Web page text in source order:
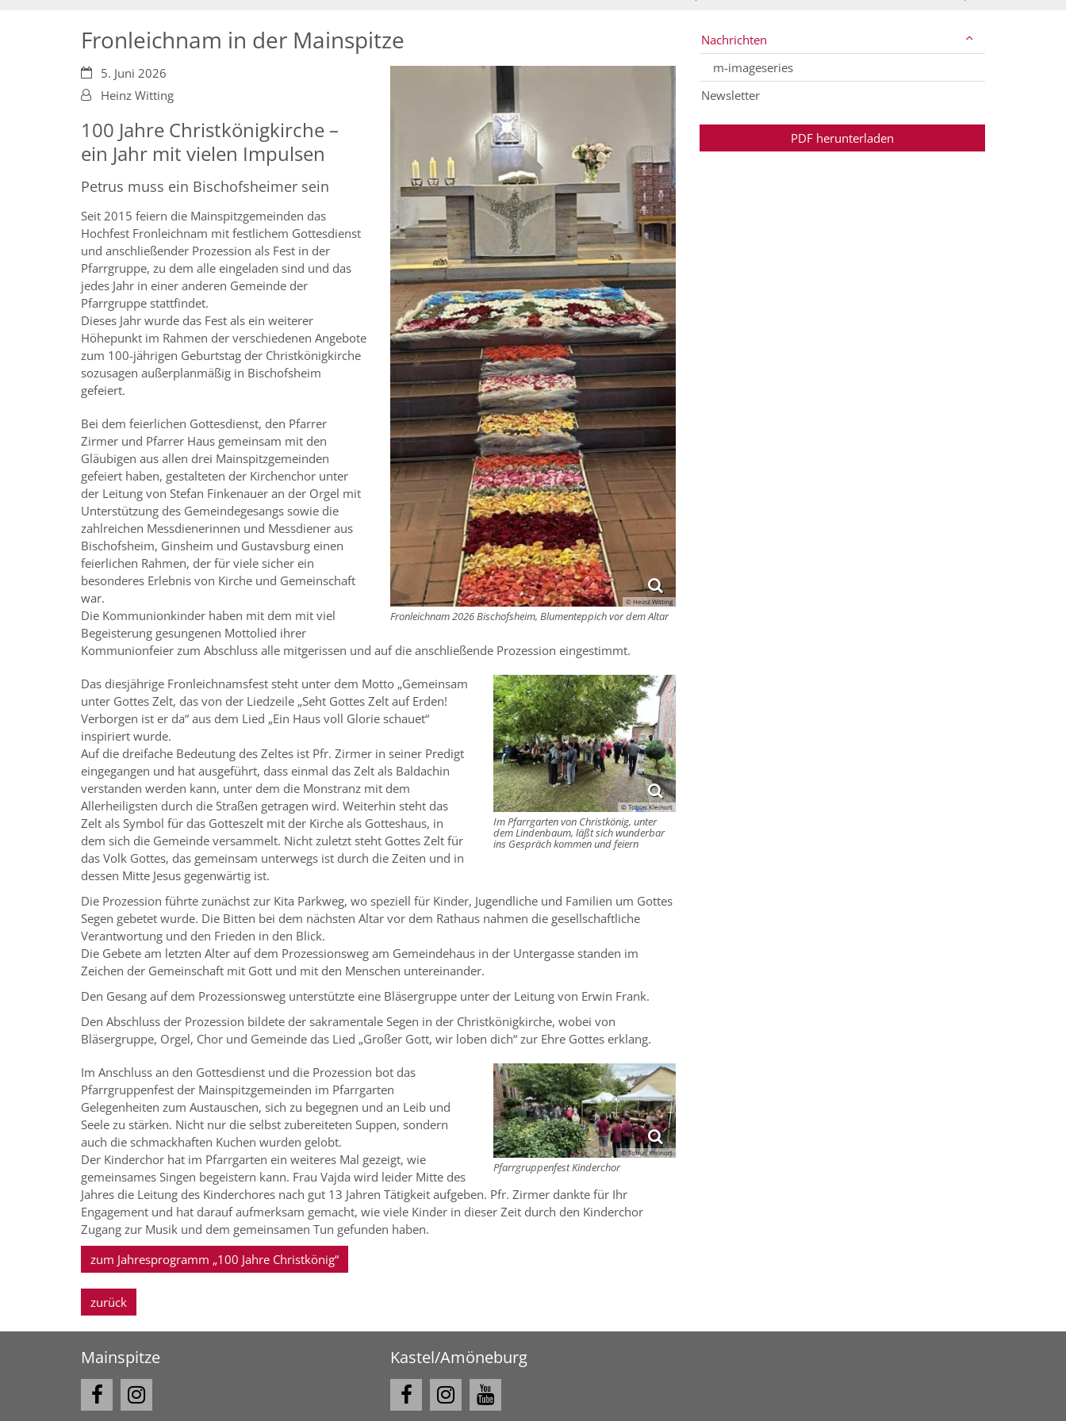
Fronleichnam in der Mainspitze
© Heinz Witting
Fronleichnam 2026 Bischofsheim, Blumenteppich vor dem Altar
Datum:5. Juni 2026
Von:Heinz Witting
100 Jahre Christkönigkirche –
ein Jahr mit vielen Impulsen
Petrus muss ein Bischofsheimer sein
Seit 2015 feiern die Mainspitzgemeinden das
Hochfest Fronleichnam mit festlichem Gottesdienst
und anschließender Prozession als Fest in der
Pfarrgruppe, zu dem alle eingeladen sind und das
jedes Jahr in einer anderen Gemeinde der
Pfarrgruppe stattfindet.
Dieses Jahr wurde das Fest als ein weiterer
Höhepunkt im Rahmen der verschiedenen Angebote
zum 100-jährigen Geburtstag der Christkönigkirche
sozusagen außerplanmäßig in Bischofsheim
gefeiert.
Bei dem feierlichen Gottesdienst, den Pfarrer
Zirmer und Pfarrer Haus gemeinsam mit den
Gläubigen aus allen drei Mainspitzgemeinden
gefeiert haben, gestalteten der Kirchenchor unter
der Leitung von Stefan Finkenauer an der Orgel mit
Unterstützung des Gemeindegesangs sowie die
zahlreichen Messdienerinnen und Messdiener aus
Bischofsheim, Ginsheim und Gustavsburg einen
feierlichen Rahmen, der für viele sicher ein
besonderes Erlebnis von Kirche und Gemeinschaft
war.
Die Kommunionkinder haben mit dem mit viel
Begeisterung gesungenen Mottolied ihrer
Kommunionfeier zum Abschluss alle mitgerissen und auf die anschließende Prozession eingestimmt.
© Tobias Kleinort
Im Pfarrgarten von Christkönig, unter
dem Lindenbaum, läßt sich wunderbar
ins Gespräch kommen und feiern
Das diesjährige Fronleichnamsfest steht unter dem Motto „Gemeinsam
unter Gottes Zelt, das von der Liedzeile „Seht Gottes Zelt auf Erden!
Verborgen ist er da“ aus dem Lied „Ein Haus voll Glorie schauet“
inspiriert wurde.
Auf die dreifache Bedeutung des Zeltes ist Pfr. Zirmer in seiner Predigt
eingegangen und hat ausgeführt, dass einmal das Zelt als Baldachin
verstanden werden kann, unter dem die Monstranz mit dem
Allerheiligsten durch die Straßen getragen wird. Weiterhin steht das
Zelt als Symbol für das Gotteszelt mit der Kirche als Gotteshaus, in
dem sich die Gemeinde versammelt. Nicht zuletzt steht Gottes Zelt für
das Volk Gottes, das gemeinsam unterwegs ist durch die Zeiten und in
dessen Mitte Jesus gegenwärtig ist.
Die Prozession führte zunächst zur Kita Parkweg, wo speziell für Kinder, Jugendliche und Familien um Gottes
Segen gebetet wurde. Die Bitten bei dem nächsten Altar vor dem Rathaus nahmen die gesellschaftliche
Verantwortung und den Frieden in den Blick.
Die Gebete am letzten Alter auf dem Prozessionsweg am Gemeindehaus in der Untergasse standen im
Zeichen der Gemeinschaft mit Gott und mit den Menschen untereinander.
Den Gesang auf dem Prozessionsweg unterstützte eine Bläsergruppe unter der Leitung von Erwin Frank.
Den Abschluss der Prozession bildete der sakramentale Segen in der Christkönigkirche, wobei von
Bläsergruppe, Orgel, Chor und Gemeinde das Lied „Großer Gott, wir loben dich“ zur Ehre Gottes erklang.
© Tobias Kleinort
Pfarrgruppenfest Kinderchor
Im Anschluss an den Gottesdienst und die Prozession bot das
Pfarrgruppenfest der Mainspitzgemeinden im Pfarrgarten
Gelegenheiten zum Austauschen, sich zu begegnen und an Leib und
Seele zu stärken. Nicht nur die selbst zubereiteten Suppen, sondern
auch die schmackhaften Kuchen wurden gelobt.
Der Kinderchor hat im Pfarrgarten ein weiteres Mal gezeigt, wie
gemeinsames Singen begeistern kann. Frau Vajda wird leider Mitte des
Jahres die Leitung des Kinderchores nach gut 13 Jahren Tätigkeit aufgeben. Pfr. Zirmer dankte für Ihr
Engagement und hat darauf aufmerksam gemacht, wie viele Kinder in dieser Zeit durch den Kinderchor
Zugang zur Musik und dem gemeinsamen Tun gefunden haben.
zum Jahresprogramm „100 Jahre Christkönig“
zurück
Nachrichten
m-imageseries
Newsletter
PDF herunterladen
Mainspitze Kastel/Amöneburg